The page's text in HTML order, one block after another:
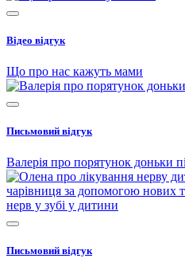
Відео відгук
Що про нас кажуть мами
Письмовий відгук
Валерія про порятунок доньки
Письмовий відгук